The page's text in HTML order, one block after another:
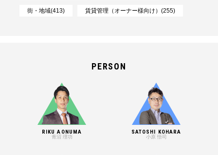
街・地域(413) 賃貸管理（オーナー様向け）(255)
PERSON
RIKU AONUMA
青沼 理功
SATOSHI KOHARA
小原 悟司